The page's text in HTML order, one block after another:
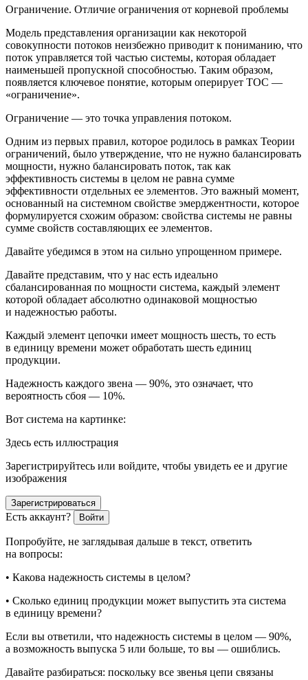
Ограничение. Отличие ограничения от корневой проблемы
Модель представления организации как некоторой
совокупности потоков неизбежно приводит к пониманию, что
поток управляется той частью системы, которая обладает
наименьшей пропускной способностью. Таким образом,
появляется ключевое понятие, которым оперирует ТОС —
«ограничение».
Ограничение — это точка управления потоком.
Одним из первых правил, которое родилось в рамках Теории
ограничений, было утверждение, что не нужно балансировать
мощности, нужно балансировать поток, так как
эффективность системы в целом не равна сумме
эффективности отдельных ее элементов. Это важный момент,
основанный на системном свойстве эмерджентности, которое
формулируется схожим образом: свойства системы не равны
сумме свойств составляющих ее элементов.
Давайте убедимся в этом на сильно упрощенном примере.
Давайте представим, что у нас есть идеально
сбалансированная по мощности система, каждый элемент
которой обладает абсолютно одинаковой мощностью
и надежностью работы.
Каждый элемент цепочки имеет мощность шесть, то есть
в единицу времени может обработать шесть единиц
продукции.
Надежность каждого звена — 90%, это означает, что
вероятность сбоя — 10%.
Вот система на картинке:
Здесь есть иллюстрация
Зарегистрируйтесь или войдите, чтобы увидеть ее и другие
изображения
Зарегистрироваться
Есть аккаунт? Войти
Попробуйте, не заглядывая дальше в текст, ответить
на вопросы:
• Какова надежность системы в целом?
• Сколько единиц продукции может выпустить эта система
в единицу времени?
Если вы ответили, что надежность системы в целом — 90%,
а возможность выпуска 5 или больше, то вы — ошиблись.
Давайте разбираться: поскольку все звенья цепи связаны